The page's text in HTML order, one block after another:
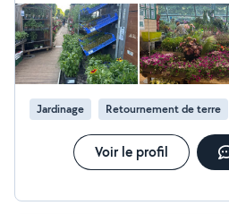
finalement j’ai décline son offre car j’estime que je n’ai pas à
payer le temps perdu. Mais il insistait
que c’est lui qui est venu vers moi suite
connaissait mon secteur géographique
Jardinage Retournement de terre
Voir le profil